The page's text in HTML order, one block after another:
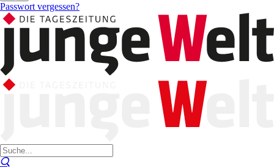
Passwort vergessen?